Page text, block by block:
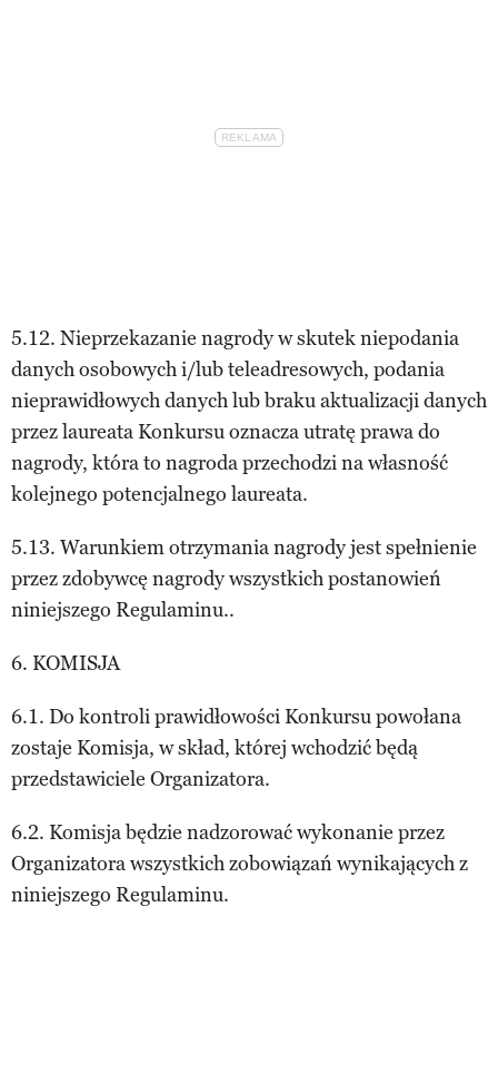
5.12. Nieprzekazanie nagrody w skutek niepodania
danych osobowych i/lub teleadresowych, podania
nieprawidłowych danych lub braku aktualizacji danych
przez laureata Konkursu oznacza utratę prawa do
nagrody, która to nagroda przechodzi na własność
kolejnego potencjalnego laureata.
5.13. Warunkiem otrzymania nagrody jest spełnienie
przez zdobywcę nagrody wszystkich postanowień
niniejszego Regulaminu..
6. KOMISJA
6.1. Do kontroli prawidłowości Konkursu powołana
zostaje Komisja, w skład, której wchodzić będą
przedstawiciele Organizatora.
6.2. Komisja będzie nadzorować wykonanie przez
Organizatora wszystkich zobowiązań wynikających z
niniejszego Regulaminu.